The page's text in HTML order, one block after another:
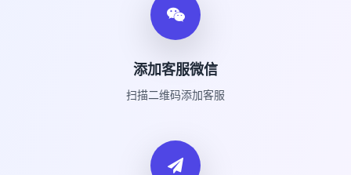
添加客服微信
扫描二维码添加客服